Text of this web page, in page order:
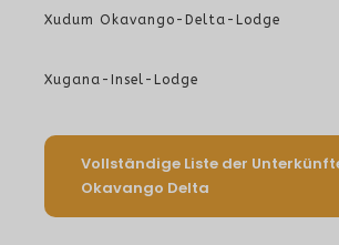
Xudum Okavango-Delta-Lodge
Xugana-Insel-Lodge
Vollständige Liste der
Okavango Delta